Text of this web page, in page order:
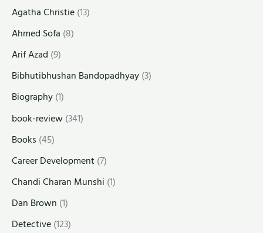
Agatha Christie(13)
Ahmed Sofa (8)
Arif Azad (9)
Bibhutibhushan Bandopadhyay(3)
Biography(1)
book-review(341)
Books (45)
Career Development(7)
Chandi Charan Munshi (1)
Dan Brown (1)
Detective(123)